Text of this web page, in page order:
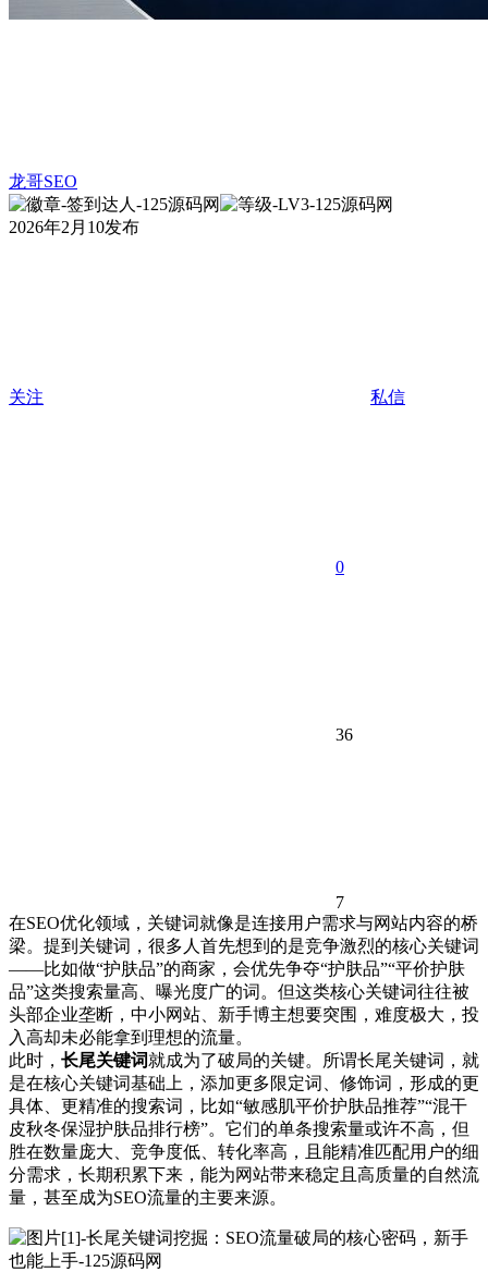
龙哥SEO
2026年2月10发布
关注 私信
0
36
7
在SEO优化领域，关键词就像是连接用户需求与网站内容的桥
梁。提到关键词，很多人首先想到的是竞争激烈的核心关键词
——比如做“护肤品”的商家，会优先争夺“护肤品”“平价护肤
品”这类搜索量高、曝光度广的词。但这类核心关键词往往被
头部企业垄断，中小网站、新手博主想要突围，难度极大，投
入高却未必能拿到理想的流量。
此时， 长尾关键词就成为了破局的关键。所谓长尾关键词，就
是在核心关键词基础上，添加更多限定词、修饰词，形成的更
具体、更精准的搜索词，比如“敏感肌平价护肤品推荐”“混干
皮秋冬保湿护肤品排行榜”。它们的单条搜索量或许不高，但
胜在数量庞大、竞争度低、转化率高，且能精准匹配用户的细
分需求，长期积累下来，能为网站带来稳定且高质量的自然流
量，甚至成为SEO流量的主要来源。